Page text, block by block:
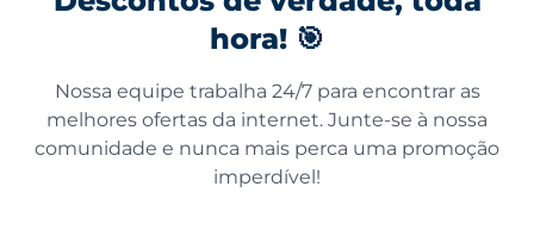
hora! 🎯
Nossa equipe trabalha 24/7 para encontrar as
melhores ofertas da internet. Junte-se à nossa
comunidade e nunca mais perca uma promoção
imperdível!